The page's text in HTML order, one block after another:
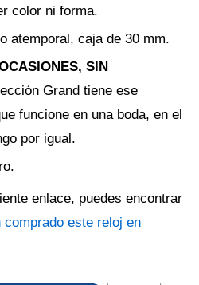
color ni forma.
atemporal, caja de 30 mm.
SIN
Grand tiene ese
funcione en una boda, en el
por igual.
enlace, puedes encontrar
comprado este reloj en